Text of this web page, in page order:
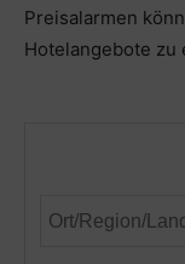
Preisalarmen
Hotelangebote zu